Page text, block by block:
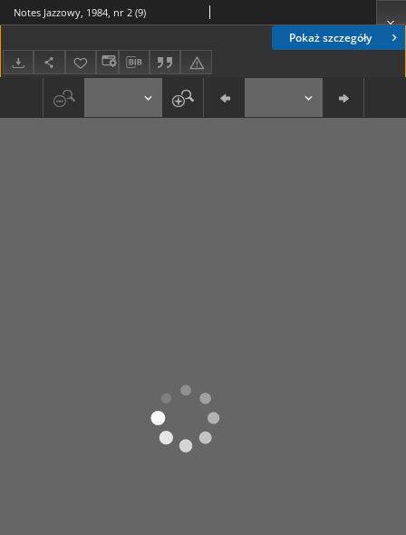
Pokaż szczegóły
Notes Jazzowy, 1984, nr 2 (9)